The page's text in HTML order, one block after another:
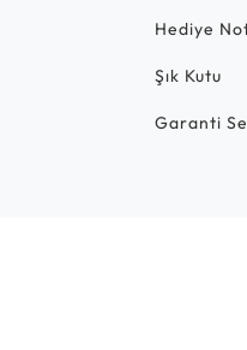
Hediye
Şık Kutu
Garanti